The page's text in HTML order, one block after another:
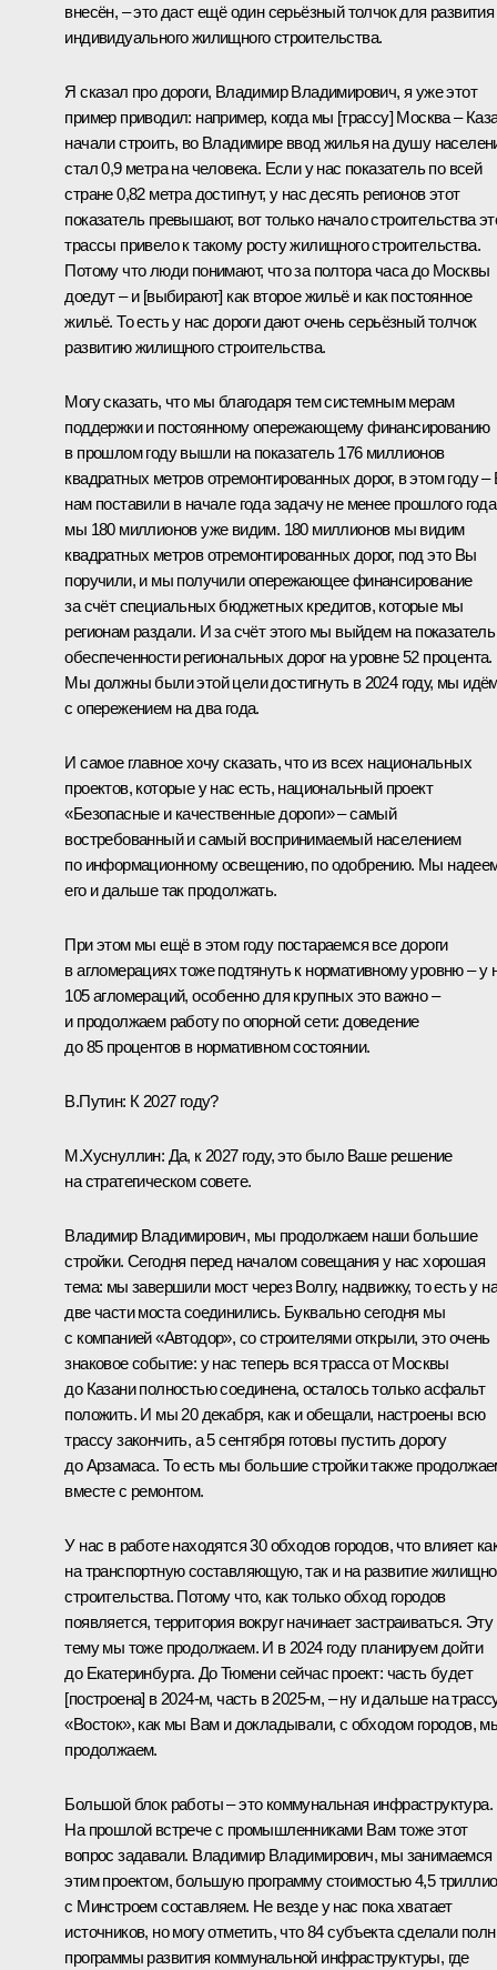
внесён, ‒ это даст ещё один серьёзный толчок для развития
индивидуального жилищного строительства.
Я сказал про дороги, Владимир Владимирович, я уже этот
пример приводил: например, когда мы [трассу] Москва –
начали строить, во Владимире ввод жилья на душу
стал 0,9 метра на человека. Если у нас показатель по всей
стране 0,82 метра достигнут, у нас десять регионов этот
показатель превышают, вот только начало строительства
трассы привело к такому росту жилищного строительства.
Потому что люди понимают, что за полтора часа до Москвы
доедут – и [выбирают] как второе жильё и как постоянное
жильё. То есть у нас дороги дают очень серьёзный толчок
развитию жилищного строительства.
Могу сказать, что мы благодаря тем системным мерам
поддержки и постоянному опережающему финансированию
в прошлом году вышли на показатель 176 миллионов
квадратных метров отремонтированных дорог, в этом году
нам поставили в начале года задачу не менее прошлого
мы 180 миллионов уже видим. 180 миллионов мы видим
квадратных метров отремонтированных дорог, под это Вы
поручили, и мы получили опережающее финансирование
за счёт специальных бюджетных кредитов, которые мы
регионам раздали. И за счёт этого мы выйдем на показатель
обеспеченности региональных дорог на уровне 52 процента.
Мы должны были этой цели достигнуть в 2024 году, мы
с опережением на два года.
И самое главное хочу сказать, что из всех национальных
проектов, которые у нас есть, национальный проект
«Безопасные и качественные дороги» ‒ самый
востребованный и самый воспринимаемый населением
по информационному освещению, по одобрению. Мы
его и дальше так продолжать.
При этом мы ещё в этом году постараемся все дороги
в агломерациях тоже подтянуть к нормативному уровню ‒ у
105 агломераций, особенно для крупных это важно ‒
и продолжаем работу по опорной сети: доведение
до 85 процентов в нормативном состоянии.
В.Путин: К 2027 году?
М.Хуснуллин: Да, к 2027 году, это было Ваше решение
на стратегическом совете.
Владимир Владимирович, мы продолжаем наши большие
стройки. Сегодня перед началом совещания у нас хорошая
тема: мы завершили мост через Волгу, надвижку, то есть у
две части моста соединились. Буквально сегодня мы
с компанией «Автодор», со строителями открыли, это очень
знаковое событие: у нас теперь вся трасса от Москвы
до Казани полностью соединена, осталось только асфальт
положить. И мы 20 декабря, как и обещали, настроены всю
трассу закончить, а 5 сентября готовы пустить дорогу
до Арзамаса. То есть мы большие стройки также
вместе с ремонтом.
У нас в работе находятся 30 обходов городов, что влияет
на транспортную составляющую, так и на развитие
строительства. Потому что, как только обход городов
появляется, территория вокруг начинает застраиваться. Эту
тему мы тоже продолжаем. И в 2024 году планируем дойти
до Екатеринбурга. До Тюмени сейчас проект: часть будет
[построена] в 2024-м, часть в 2025-м, ‒ ну и дальше на
«Восток», как мы Вам и докладывали, с обходом городов,
продолжаем.
Большой блок работы ‒ это коммунальная инфраструктура.
На прошлой встрече с промышленниками Вам тоже этот
вопрос задавали. Владимир Владимирович, мы занимаемся
этим проектом, большую программу стоимостью 4,5
с Минстроем составляем. Не везде у нас пока хватает
источников, но могу отметить, что 84 субъекта сделали
программы развития коммунальной инфраструктуры, где